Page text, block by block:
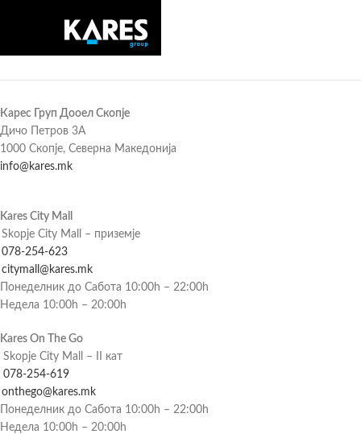
Карес Груп Дооел Скопје
Дичо Петров 3А
1000 Скопје, Северна Македонија
info@kares.mk
Kares City Mall
Skopje City Mall – приземје
078-254-623
citymall@kares.mk
Понеделник до Сабота 10:00h – 22:00h
Недела 10:00h – 20:00h
Kares On The Go
Skopje City Mall – II кат
078-254-619
onthego@kares.mk
Понеделник до Сабота 10:00h – 22:00h
Недела 10:00h – 20:00h